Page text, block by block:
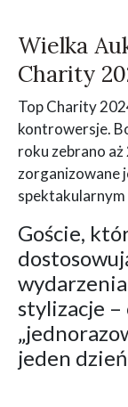
Wielka
Charity
Top Charity
kontrowersje.
roku zebrano aż
zorganizowane
spektakularnym
Goście,
stylizacje –
jeden